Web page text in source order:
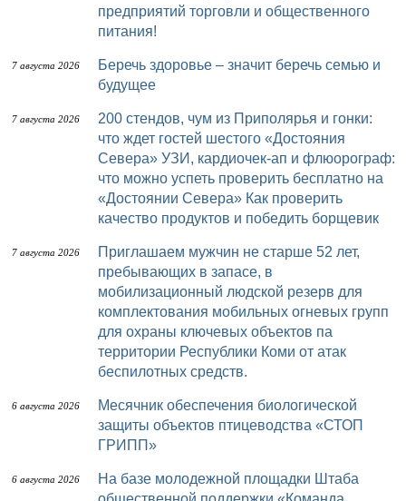
предприятий торговли и общественного
питания!
7 августа 2026
Беречь здоровье – значит беречь семью и
будущее
7 августа 2026
200 стендов, чум из Приполярья и гонки:
что ждет гостей шестого «Достояния
Севера» УЗИ, кардиочек-ап и флюорограф:
что можно успеть проверить бесплатно на
«Достоянии Севера» Как проверить
качество продуктов и победить борщевик
7 августа 2026
Приглашаем мужчин не старше 52 лет,
пребывающих в запасе, в
мобилизационный людской резерв для
комплектования мобильных огневых групп
для охраны ключевых объектов па
территории Республики Коми от атак
беспилотных средств.
6 августа 2026
Месячник обеспечения биологической
защиты объектов птицеводства «СТОП
ГРИПП»
6 августа 2026
На базе молодежной площадки Штаба